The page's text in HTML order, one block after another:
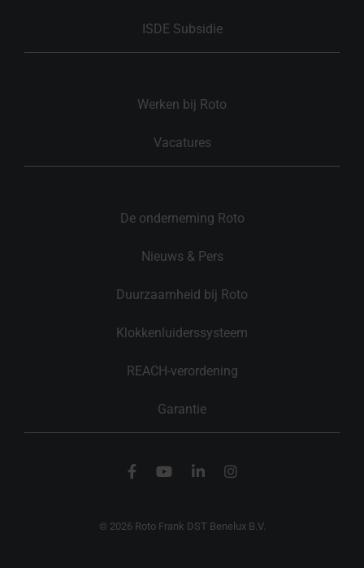
ISDE Subsidie
Werken bij Roto
Vacatures
De onderneming Roto
Nieuws & Pers
Duurzaamheid bij Roto
Klokkenluiderssysteem
REACH-verordening
Garantie
© 2026 Roto Frank DST Benelux B.V.